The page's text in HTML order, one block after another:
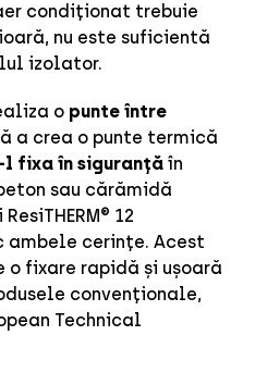
condiționat trebuie
nu este suficientă
izolator.
o punte între
a crea o punte termică
l fixa în siguranță în
sau cărămidă
12
ambele cerințe. Acest
o fixare rapidă și ușoară
convenționale,
Technical